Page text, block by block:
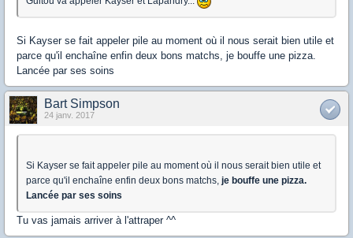
Si Kayser se fait appeler pile au moment où il nous serait bien utile et
parce qu'il enchaîne enfin deux bons matchs, je bouffe une pizza.
Lancée par ses soins
Bart Simpson
24 janv. 2017
Si Kayser se fait appeler pile au moment où il nous serait bien utile et
parce qu'il enchaîne enfin deux bons matchs, je bouffe une pizza.
Lancée par ses soins
Tu vas jamais arriver à l'attraper ^^